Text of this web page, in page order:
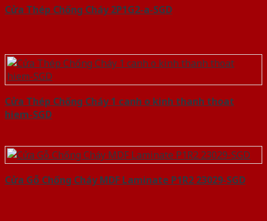
Cửa Thép Chống Cháy 2P1G2-a-SGD
Cửa Thép Chống Cháy 1 canh o kinh thanh thoat
hiem-SGD
Cửa Gỗ Chống Cháy MDF Laminate P1R2 23029-SGD